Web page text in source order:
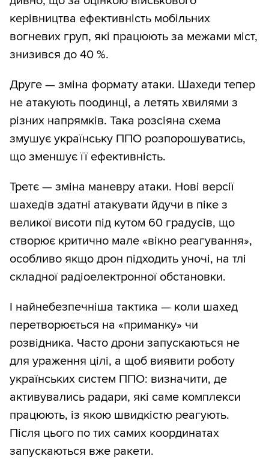
керівництва ефективність мобільних
вогневих груп, які працюють за межами міст,
знизився до 40 %.
Друге — зміна формату атаки. Шахеди тепер
не атакують поодинці, а летять хвилями з
різних напрямків. Така розсіяна схема
змушує українську ППО розпорошуватись,
що зменшує її ефективність.
Третє — зміна маневру атаки. Нові версії
шахедів здатні атакувати йдучи в піке з
великої висоти під кутом 60 градусів, що
створює критично мале «вікно реагування»,
особливо якщо дрон підходить уночі, на тлі
складної радіоелектронної обстановки.
І найнебезпечніша тактика — коли шахед
перетворюється на «приманку» чи
розвідника. Часто дрони запускаються не
для ураження цілі, а щоб виявити роботу
українських систем ППО: визначити, де
активувались радари, які саме комплекси
працюють, із якою швидкістю реагують.
Після цього по тих самих координатах
запускаються вже ракети.